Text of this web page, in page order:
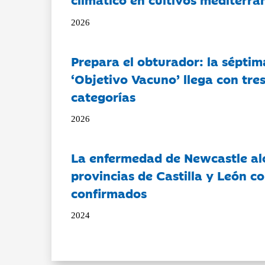
2026
Prepara el obturador: la
‘Objetivo Vacuno’ llega con
categorías
2026
La enfermedad de Newcastle
provincias de Castilla y León
confirmados
2024